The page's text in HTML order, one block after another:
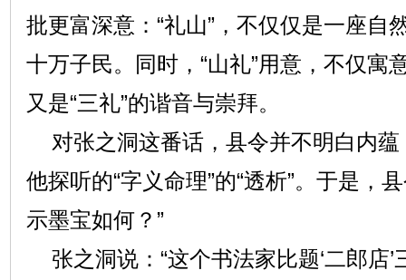
批更富深意：“礼山”，不仅仅是一座自
十万子民。同时，“山礼”用意，不仅寓
又是“三礼”的谐音与崇拜。
对张之洞这番话，县令并不明白内蕴
他探听的“字义命理”的“透析”。于是，
示墨宝如何？”
张之洞说：“这个书法家比题‘二郎店’